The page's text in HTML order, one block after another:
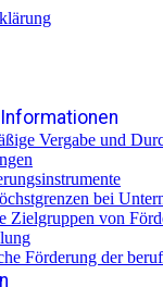
Vergabe und
bei
Zielgruppen von
Förderung der